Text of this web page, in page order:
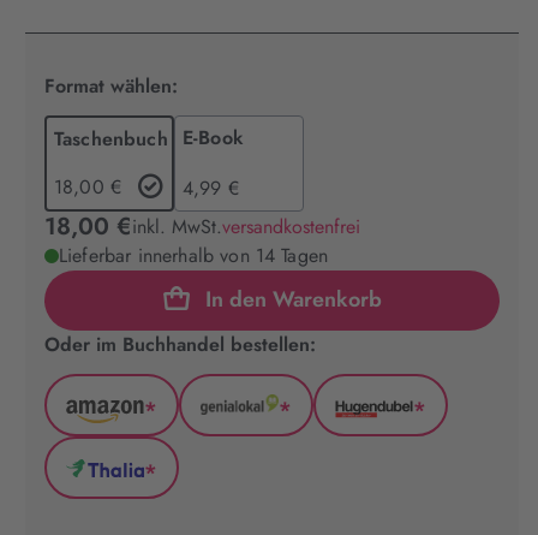
Format wählen:
Taschenbuch
18,00 €
E-Book
4,99 €
18,00 €inkl. MwSt.versandkostenfrei
Lieferbar innerhalb von 14 Tagen
In den Warenkorb
Oder im Buchhandel bestellen:
Amazon
(wird
in
neuem
*
GenialLokal
*
Hugendubel
*
Thalia
*